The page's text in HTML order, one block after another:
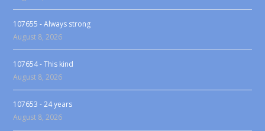
107655 - Always strong
August 8, 2026
107654 - This kind
August 8, 2026
107653 - 24 years
August 8, 2026